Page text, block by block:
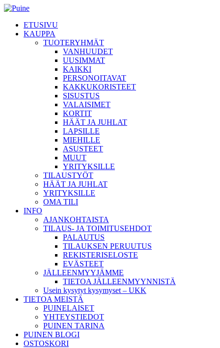
ETUSIVU
KAUPPA
TUOTERYHMÄT
VANHUUDET
UUSIMMAT
KAIKKI
PERSONOITAVAT
KAKKUKORISTEET
SISUSTUS
VALAISIMET
KORTIT
HÄÄT JA JUHLAT
LAPSILLE
MIEHILLE
ASUSTEET
MUUT
YRITYKSILLE
TILAUSTYÖT
HÄÄT JA JUHLAT
YRITYKSILLE
OMA TILI
INFO
AJANKOHTAISTA
TILAUS- JA TOIMITUSEHDOT
PALAUTUS
TILAUKSEN PERUUTUS
REKISTERISELOSTE
EVÄSTEET
JÄLLEENMYYJÄMME
TIETOA JÄLLEENMYYNNISTÄ
Usein kysytyt kysymyset – UKK
TIETOA MEISTÄ
PUINELAISET
YHTEYSTIEDOT
PUINEN TARINA
PUINEN BLOGI
OSTOSKORI